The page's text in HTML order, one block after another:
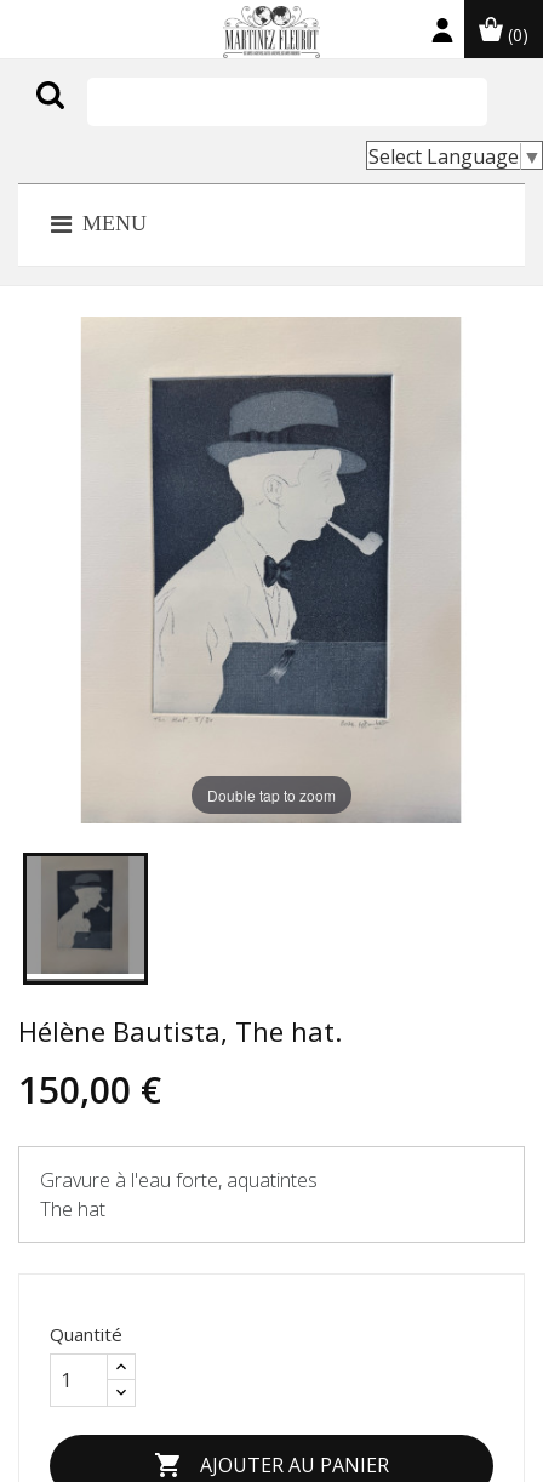
(0)
Select Language ▼
MENU
Double tap to zoom
Hélène Bautista, The hat.
150,00 €
Gravure à l'eau forte, aquatintes
The hat
Quantité
 AJOUTER AU PANIER